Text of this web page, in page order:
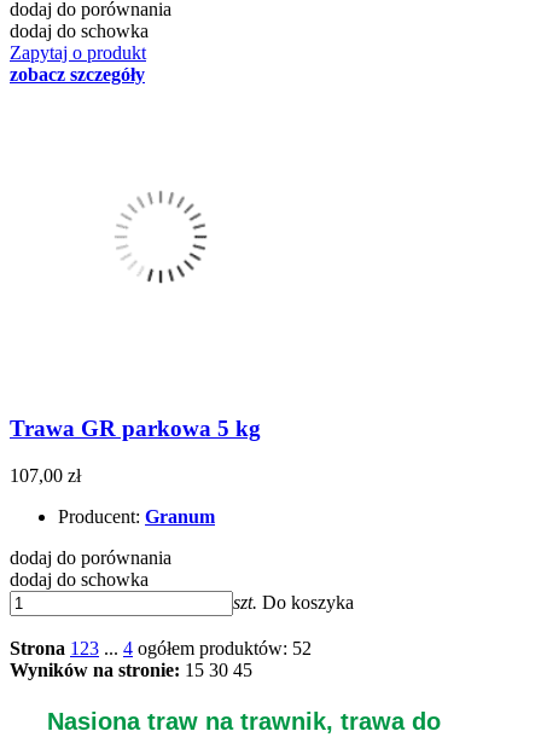
dodaj do porównania
dodaj do schowka
Zapytaj o produkt
zobacz szczegóły
Trawa GR parkowa 5 kg
107,00 zł
Producent: Granum
dodaj do porównania
dodaj do schowka
szt. Do koszyka
Strona 1 23 ... 4 ogółem produktów: 52
Wyników na stronie: 15 30 45
Nasiona traw na trawnik, trawa do